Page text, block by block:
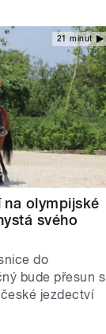
21 minut
na olympijské
svého
do
bude přesun s
jezdectví